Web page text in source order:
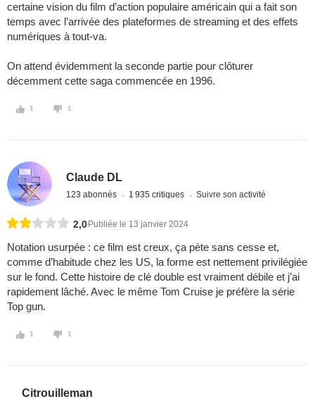
certaine vision du film d’action populaire américain qui a fait son
temps avec l’arrivée des plateformes de streaming et des effets
numériques à tout-va.
On attend évidemment la seconde partie pour clôturer
décemment cette saga commencée en 1996.
1 1
Claude DL
123 abonnés 1 935 critiques Suivre son activité
2,0 Publiée le 13 janvier 2024
Notation usurpée : ce film est creux, ça pète sans cesse et,
comme d’habitude chez les US, la forme est nettement privilégiée
sur le fond. Cette histoire de clé double est vraiment débile et j’ai
rapidement lâché. Avec le même Tom Cruise je préfère la série
Top gun.
1 1
Citrouilleman